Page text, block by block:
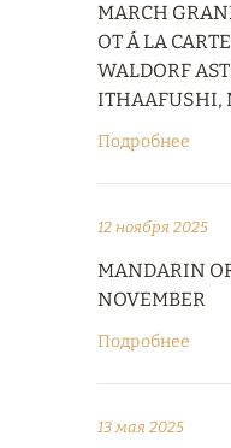
MARCH
ОТ Á LA
WALDORF
Подробнее
12 ноября 2025
MANDARIN
NOVEMBER
Подробнее
13 мая 2025